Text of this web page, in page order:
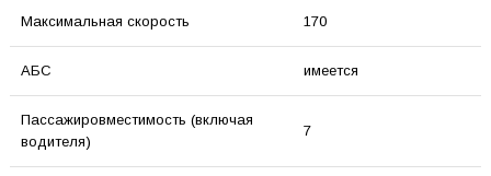
Максимальная скорость 170
АБС имеется
Пассажировместимость (включая
водителя)
7